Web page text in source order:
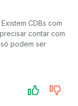
Existem CDBs com
contar com
podem ser